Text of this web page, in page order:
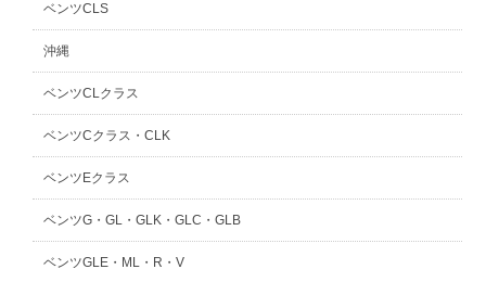
ベンツCLS
沖縄
ベンツCLクラス
ベンツCクラス・CLK
ベンツEクラス
ベンツG・GL・GLK・GLC・GLB
ベンツGLE・ML・R・V